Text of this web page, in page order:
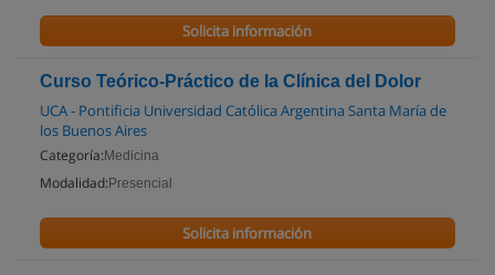
Solicita información
Curso Teórico-Práctico de la Clínica del Dolor
UCA - Pontificia Universidad Católica Argentina Santa María de
los Buenos Aires
Categoría: Medicina
Modalidad: Presencial
Solicita información